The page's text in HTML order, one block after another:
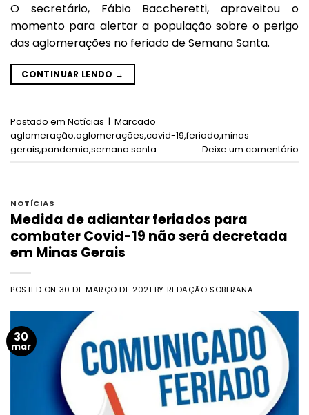
O secretário, Fábio Baccheretti, aproveitou o
momento para alertar a população sobre o perigo
das aglomerações no feriado de Semana Santa.
CONTINUAR LENDO →
Postado em Notícias | Marcado
aglomeração,aglomerações,covid-19,feriado,minas
gerais,pandemia,semana santa Deixe um comentário
NOTÍCIAS
Medida de adiantar feriados para
combater Covid-19 não será decretada
em Minas Gerais
POSTED ON 30 DE MARÇO DE 2021 BY REDAÇÃO SOBERANA
30
mar